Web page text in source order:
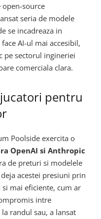
open-source
seria de modele
se incadreaza in
AI-ul mai accesibil,
pe sectorul ingineriei
comerciala clara.
pentru
Poolside exercita o
OpenAI si Anthropic
de preturi si modelele
acestei presiuni prin
mai eficiente, cum ar
intre
randul sau, a lansat